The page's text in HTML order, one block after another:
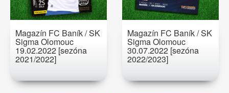
Magazín FC Baník / SK
Sigma Olomouc
19.02.2022 [sezóna
2021/2022]
Magazín FC Baník / SK
Sigma Olomouc
30.07.2022 [sezóna
2022/2023]